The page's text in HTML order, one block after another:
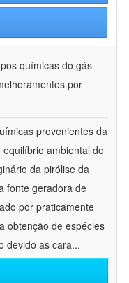
químicas do gás
por
provenientes da
ambiental do
da pirólise da
fonte geradora de
por praticamente
obtenção de espécies
devido as cara...